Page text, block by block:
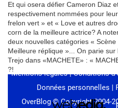
Et qui osera défier Cameron Diaz
respectivement nommées pour
frelon vert » et « Love et autres
corn de la meilleure actrice? A
deux nouvelles catégories «
Meilleure réplique »... On parie
Trejo dans «MACHETE» : «
?!